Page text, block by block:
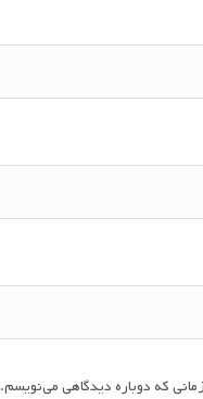
که دوباره دیدگاهی می‌نویسم.